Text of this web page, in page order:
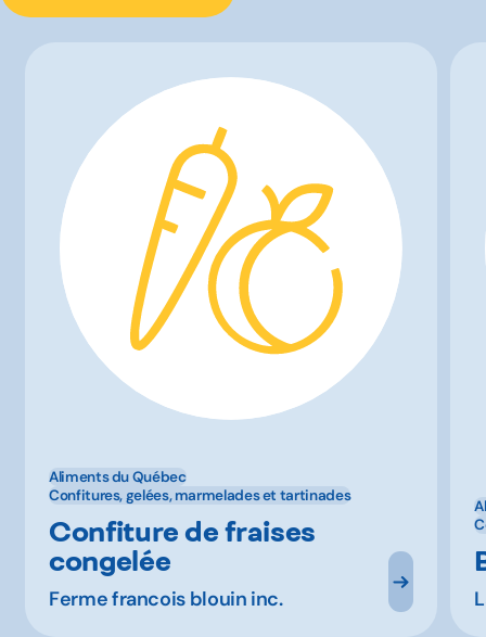
Aliments du Québec
Confitures, gelées, marmelades et tartinades
Confiture de fraises
congelée
Ferme francois blouin inc.